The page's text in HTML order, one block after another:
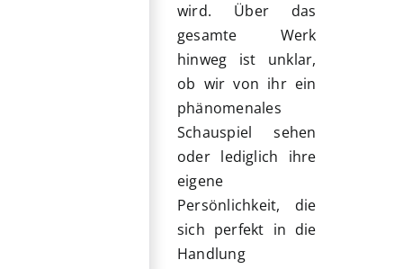
wird. Über das
gesamte Werk
hinweg ist unklar,
ob wir von ihr ein
phänomenales
Schauspiel sehen
oder lediglich ihre
eigene
Persönlichkeit, die
sich perfekt in die
Handlung